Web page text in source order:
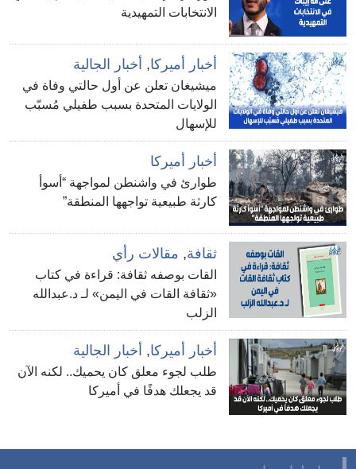
الانتخابات التمهيدية
أخبار أميركا, أخبار الجالية
ميشيغان تعلن عن أول حالتي وفاة في
الولايات المتحدة بسبب طفيلي مُسبّب
للإسهال
أخبار أميركا
طوارئ في واشنطن لمواجهة “أسوأ
كارثة طبيعية تواجهها المنطقة”
ثقافة, مقالات رأي
القات بوصفه ثقافة: قراءة في كتاب
«ثقافة القات في اليمن» لـ د.عبدالله
الزلب
أخبار أميركا, أخبار الجالية
طلب لجوء معلق كان يحميك.. لكنه الآن
قد يجعلك هدفًا في أميركا